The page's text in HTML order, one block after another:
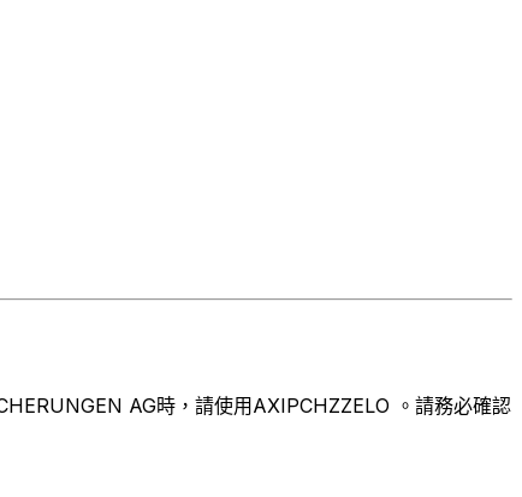
AG時，請使用AXIPCHZZELO 。請務必確認